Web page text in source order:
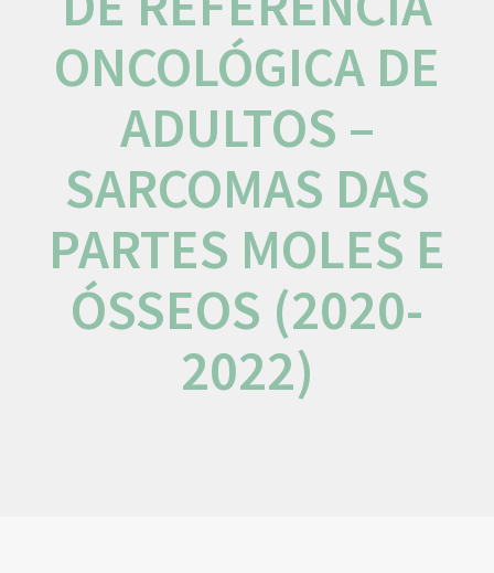
ONCOLÓGICA DE
ADULTOS –
SARCOMAS DAS
PARTES MOLES E
ÓSSEOS (2020-
2022)